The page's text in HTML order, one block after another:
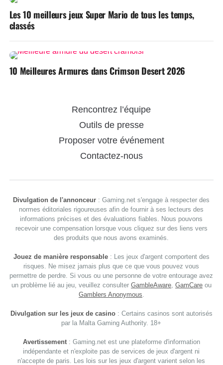
Les 10 meilleurs jeux Super Mario de tous les temps,
classés
10 Meilleures Armures dans Crimson Desert 2026
Rencontrez l’équipe
Outils de presse
Proposer votre événement
Contactez-nous
Divulgation de l'annonceur : Gaming.net s'engage à respecter des
normes éditoriales rigoureuses afin de fournir à ses lecteurs des
informations précises et des évaluations fiables. Nous pouvons
recevoir une compensation lorsque vous cliquez sur des liens vers
des produits que nous avons examinés.
Jouez de manière responsable: Les jeux d'argent comportent des
risques. Ne misez jamais plus que ce que vous pouvez vous
permettre de perdre. Si vous ou une personne de votre entourage avez
un problème lié au jeu, veuillez consulter GambleAware, GamCareou
Gamblers Anonymous
Divulgation sur les jeux de casino: Certains casinos sont autorisés
par la Malta Gaming Authority. 18+
Avertissement: Gaming.net est une plateforme d'information
indépendante et n'exploite pas de services de jeux d'argent ni
n'accepte de paris. Les lois sur les jeux d'argent varient selon les